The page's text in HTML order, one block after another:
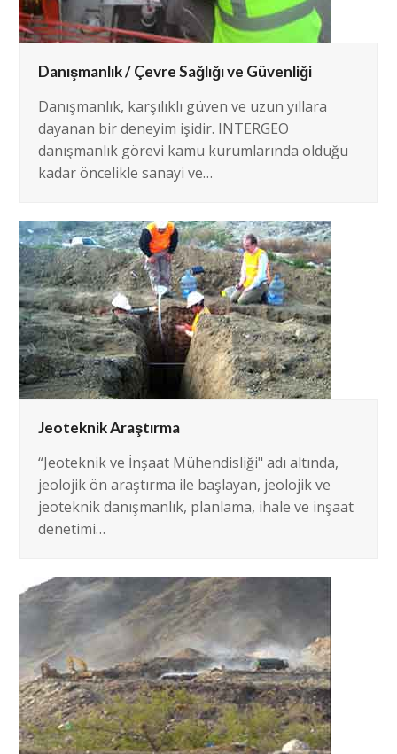
Danışmanlık / Çevre Sağlığı ve Güvenliği
Danışmanlık, karşılıklı güven ve uzun yıllara
dayanan bir deneyim işidir. INTERGEO
danışmanlık görevi kamu kurumlarında olduğu
kadar öncelikle sanayi ve…
Jeoteknik Araştırma
“Jeoteknik ve İnşaat Mühendisliği" adı altında,
jeolojik ön araştırma ile başlayan, jeolojik ve
jeoteknik danışmanlık, planlama, ihale ve inşaat
denetimi…